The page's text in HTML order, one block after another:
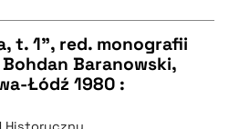
t. 1", red. monografii
Baranowski,
Łódź 1980 :